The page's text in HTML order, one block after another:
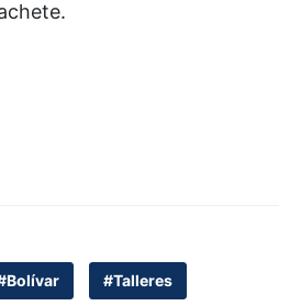
#Talleres